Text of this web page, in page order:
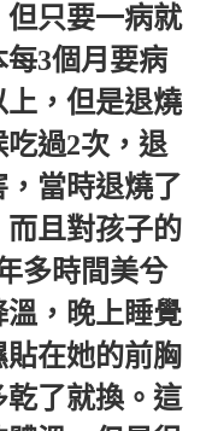
只要一病就
3個月要病
上，但是退燒
過2次，退
當時退燒了
且對孩子的
多時間美兮
，晚上睡覺
貼在她的前胸
了就換。這